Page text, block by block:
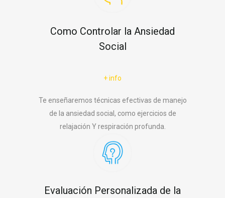
Como Controlar la Ansiedad
Social
+ info
Te enseñaremos técnicas efectivas de manejo
de la ansiedad social, como ejercicios de
relajación Y respiración profunda.
Evaluación Personalizada de la